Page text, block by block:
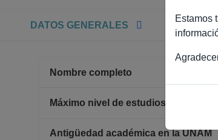
DATOS GENERALES
Nombre completo
Máximo nivel de estudios
Antigüedad académica en la UNAM
Estamos